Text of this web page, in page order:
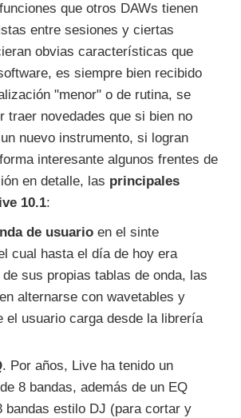
que otros DAWs tienen
entre sesiones y ciertas
obvias características que
es siempre bien recibido
"menor" o de rutina, se
traer novedades que si bien no
nuevo instrumento, si logran
interesante algunos frentes de
en detalle, las principales
10.1:
de usuario en el sinte
cual hasta el día de hoy era
de sus propias tablas de onda, las
alternarse con wavetables y
el usuario carga desde la librería
. Por años, Live ha tenido un
8 bandas, además de un EQ
bandas estilo DJ (para cortar y